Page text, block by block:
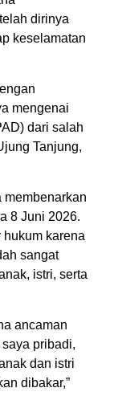
dirinya
keselamatan
mengenai
dari salah
Tanjung,
membenarkan
8 Juni 2026.
hukum karena
sangat
istri, serta
ancaman
pribadi,
dan istri
dibakar,”